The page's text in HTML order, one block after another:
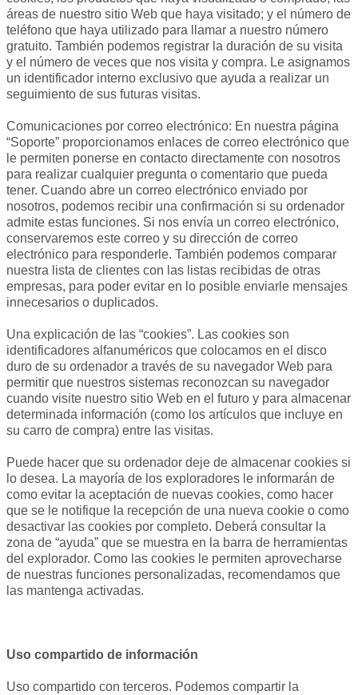
áreas de nuestro sitio Web que haya visitado; y el número de
teléfono que haya utilizado para llamar a nuestro número
gratuito. También podemos registrar la duración de su visita
y el número de veces que nos visita y compra. Le asignamos
un identificador interno exclusivo que ayuda a realizar un
seguimiento de sus futuras visitas.
Comunicaciones por correo electrónico: En nuestra página
“Soporte” proporcionamos enlaces de correo electrónico que
le permiten ponerse en contacto directamente con nosotros
para realizar cualquier pregunta o comentario que pueda
tener. Cuando abre un correo electrónico enviado por
nosotros, podemos recibir una confirmación si su ordenador
admite estas funciones. Si nos envía un correo electrónico,
conservaremos este correo y su dirección de correo
electrónico para responderle. También podemos comparar
nuestra lista de clientes con las listas recibidas de otras
empresas, para poder evitar en lo posible enviarle mensajes
innecesarios o duplicados.
Una explicación de las “cookies”. Las cookies son
identificadores alfanuméricos que colocamos en el disco
duro de su ordenador a través de su navegador Web para
permitir que nuestros sistemas reconozcan su navegador
cuando visite nuestro sitio Web en el futuro y para almacenar
determinada información (como los artículos que incluye en
su carro de compra) entre las visitas.
Puede hacer que su ordenador deje de almacenar cookies si
lo desea. La mayoría de los exploradores le informarán de
como evitar la aceptación de nuevas cookies, como hacer
que se le notifique la recepción de una nueva cookie o como
desactivar las cookies por completo. Deberá consultar la
zona de “ayuda” que se muestra en la barra de herramientas
del explorador. Como las cookies le permiten aprovecharse
de nuestras funciones personalizadas, recomendamos que
las mantenga activadas.
Uso compartido de información
Uso compartido con terceros. Podemos compartir la